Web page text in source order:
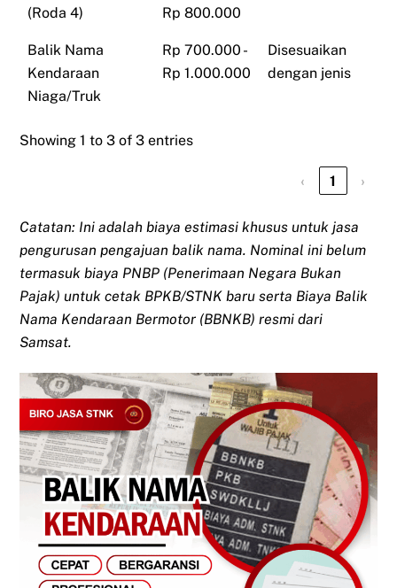
(Roda 4)
Rp 800.000
Balik Nama
Kendaraan
Niaga/Truk
Rp 700.000 -
Rp 1.000.000
Disesuaikan
dengan jenis
Showing 1 to 3 of 3 entries
‹ 1 ›
Catatan: Ini adalah biaya estimasi khusus untuk jasa
pengurusan pengajuan balik nama. Nominal ini belum
termasuk biaya PNBP (Penerimaan Negara Bukan
Pajak) untuk cetak BPKB/STNK baru serta Biaya Balik
Nama Kendaraan Bermotor (BBNKB) resmi dari
Samsat.